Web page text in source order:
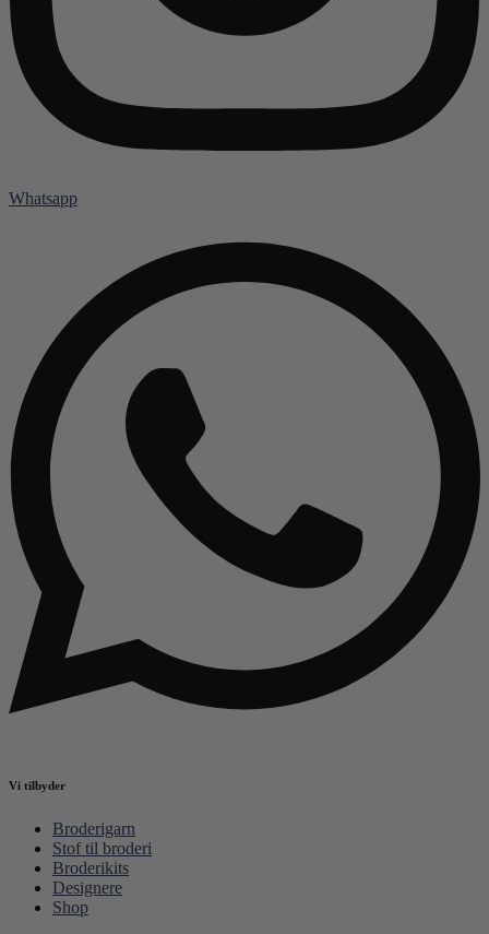
Whatsapp
Vi tilbyder
Broderigarn
Stof til broderi
Broderikits
Designere
Shop